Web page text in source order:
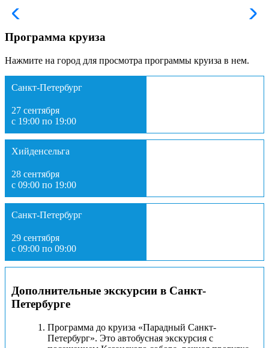
Программа круиза
Нажмите на город для просмотра программы круиза в нем.
Санкт-Петербург
27 сентября
с 19:00 по 19:00
Хийденсельга
28 сентября
с 09:00 по 19:00
Санкт-Петербург
29 сентября
с 09:00 по 09:00
Дополнительные экскурсии в Санкт-
Петербурге
Программа до круиза «Парадный Санкт-
Петербург». Это автобусная экскурсия с